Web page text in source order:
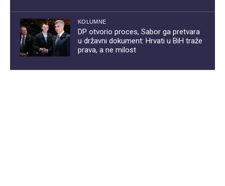
KOLUMNE
DP otvorio proces, Sabor ga pretvara
u državni dokument: Hrvati u BiH traže
prava, a ne milost